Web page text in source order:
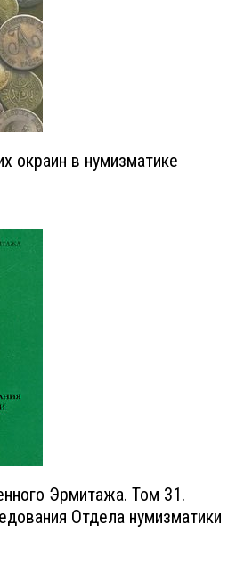
окраин в нумизматике
Эрмитажа. Том 31.
Отдела нумизматики